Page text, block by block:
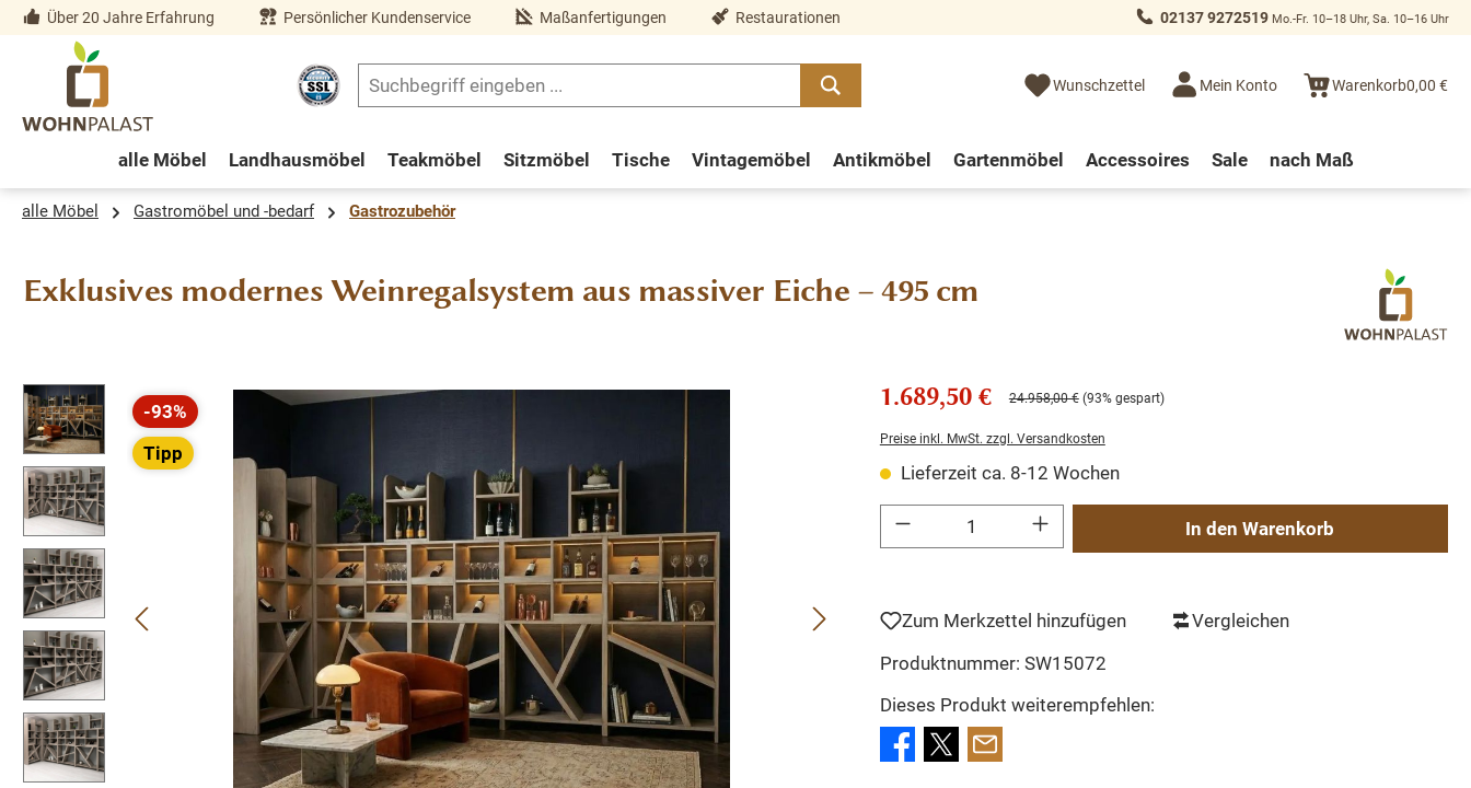
Zur Hauptnavigation springen
Über 20 Jahre Erfahrung Persönlicher Kundenservice Maßanfertigungen Restaurationen 02137 9272519 Mo.-Fr. 10–18 Uhr, Sa. 10–16 Uhr
Wunschzettel Mein Konto Warenkorb0,00 €
alle Möbel Landhausmöbel Teakmöbel Sitzmöbel Tische Vintagemöbel Antikmöbel Gartenmöbel Accessoires Sale nach Maß
alle Möbel Gastromöbel und -bedarf Gastrozubehör
Exklusives modernes Weinregalsystem aus massiver Eiche – 495 cm
Bildergalerie überspringen
-93%
Rabatt
Tipp
1.689,50 € 24.958,00 € (93% gespart)
Preise inkl. MwSt. zzgl. Versandkosten
Lieferzeit ca. 8-12 Wochen
Produkt Anzahl: Gib den gewünschten Wert ein oder benutze die Schaltflächen um die Anzahl zu
In den Warenkorb
Zum Merkzettel hinzufügen
Vergleichen
Produktnummer: SW15072
Dieses Produkt weiterempfehlen: